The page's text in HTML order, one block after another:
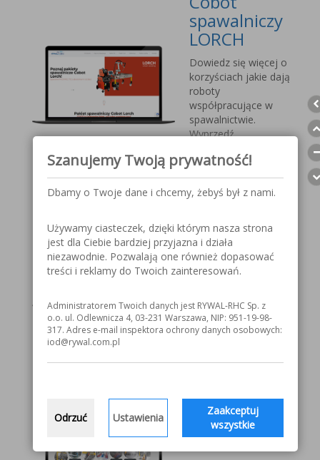
spawalniczy
LORCH
Dowiedz się więcej o
korzyściach jakie dają
roboty
współpracujące w
spawalnictwie.
Wyprzedź
nadchodzącym
wyzwaniom.
Przyłbica
spawalnicza
V1000 MOST
przyłbicy spawalniczej
V1000 MOST
Systemy
bliskiego
Vetter Kran
Technik
Szanujemy Twoją prywatność!
Dbamy o Twoje dane i chcemy, żebyś był z nami.
Używamy ciasteczek, dzięki którym nasza strona
jest dla Ciebie bardziej przyjazna i działa
niezawodnie. Pozwalają one również dopasować
treści i reklamy do Twoich zainteresowań.
Administratorem Twoich danych jest RYWAL-RHC Sp. z
o.o. ul. Odlewnicza 4, 03-231 Warszawa, NIP: 951-19-98-
317. Adres e-mail inspektora ochrony danych osobowych:
iod@rywal.com.pl
Odrzuć Ustawienia
Zaakceptuj
wszystkie